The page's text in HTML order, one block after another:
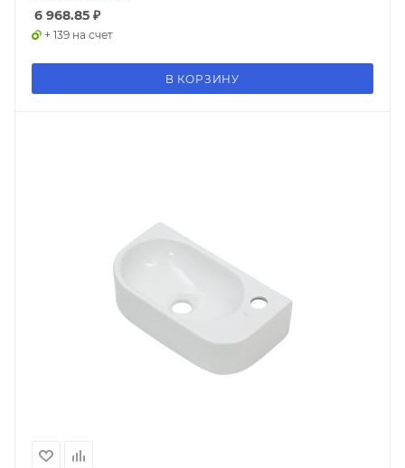
6 968.85 ₽
+ 139 на счет
В КОРЗИНУ